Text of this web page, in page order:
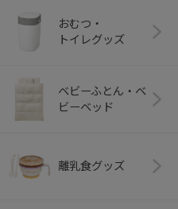
おむつ・
トイレグッズ
ベビーふとん・ベ
ビーベッド
離乳食グッズ